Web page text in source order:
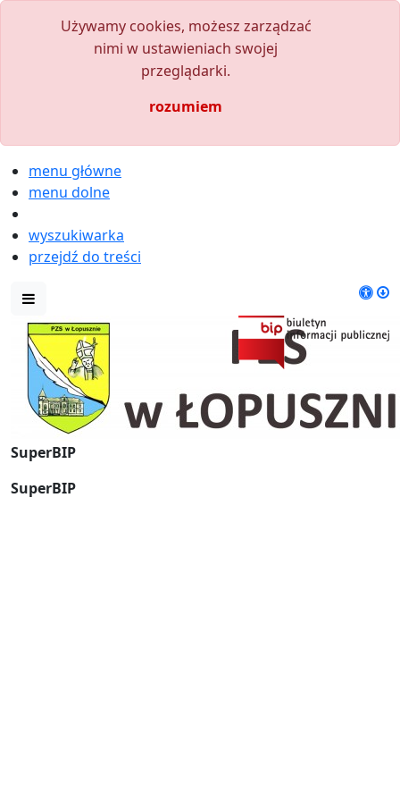
Używamy cookies, możesz zarządzać
nimi w ustawieniach swojej
przeglądarki.
rozumiem
menu główne
menu dolne
wyszukiwarka
przejdź do treści
SuperBIP
SuperBIP